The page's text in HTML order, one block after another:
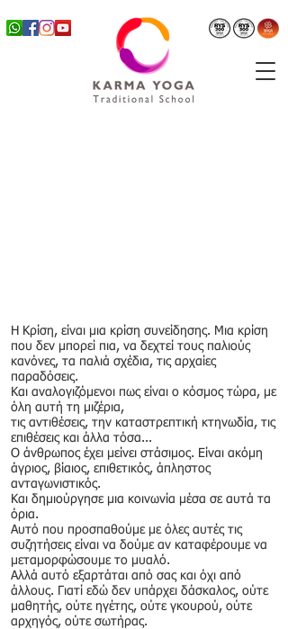
Η Κρίση, είναι μια κρίση συνείδησης. Μια κρίση
που δεν μπορεί πια, να δεχτεί τους παλιούς
κανόνες, τα παλιά σχέδια, τις αρχαίες
παραδόσεις.
Και αναλογιζόμενοι πως είναι ο κόσμος τώρα, με
όλη αυτή τη μιζέρια,
τις αντιθέσεις, την καταστρεπτική κτηνωδία, τις
επιθέσεις και άλλα τόσα...
Ο άνθρωπος έχει μείνει στάσιμος. Είναι ακόμη
άγριος, βίαιος, επιθετικός, άπληστος
ανταγωνιστικός.
Και δημιούργησε μια κοινωνία μέσα σε αυτά τα
όρια.
Αυτό που προσπαθούμε με όλες αυτές τις
συζητήσεις είναι να δούμε αν καταφέρουμε να
μεταμορφώσουμε το μυαλό.
Αλλά αυτό εξαρτάται από σας και όχι από
άλλους. Γιατί εδώ δεν υπάρχει δάσκαλος, ούτε
μαθητής, ούτε ηγέτης, ούτε γκουρού, ούτε
αρχηγός, ούτε σωτήρας.